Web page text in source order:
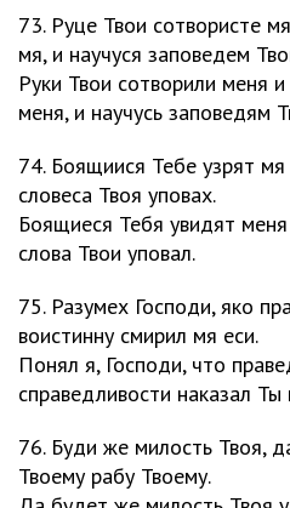
73. Руце Твои сотвористе
мя, и научуся заповедем
Руки Твои сотворили меня
меня, и научусь заповедям
74. Боящиися Тебе узрят мя
словеса Твоя уповах.
Боящиеся Тебя увидят
слова Твои уповал.
75. Разумех Господи, яко
воистинну смирил мя еси.
Понял я, Господи, что
справедливости наказал Ты
76. Буди же милость Твоя,
Твоему рабу Твоему.